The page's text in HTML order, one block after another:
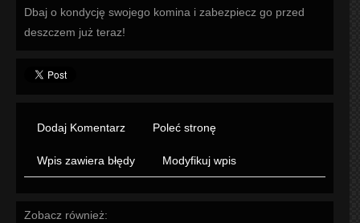
Dbaj o kondycję swojego komina i zabezpiecz go przed
deszczem już teraz!
Dodaj Komentarz Poleć stronę
Wpis zawiera błędy Modyfikuj wpis
Zobacz również: